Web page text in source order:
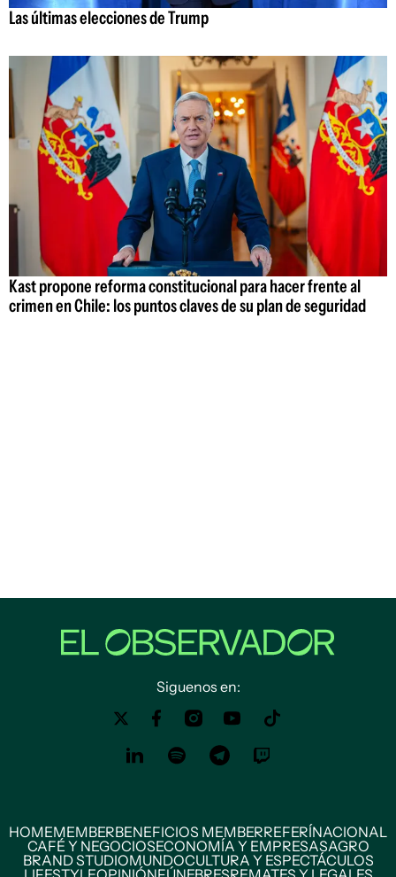
Las últimas elecciones de Trump
Kast propone reforma constitucional para hacer frente al
crimen en Chile: los puntos claves de su plan de seguridad
Siguenos en:
HOMEMEMBERBENEFICIOS MEMBERREFERÍNACIONAL
CAFÉ Y NEGOCIOSECONOMÍA Y EMPRESASAGRO
BRAND STUDIOMUNDOCULTURA Y ESPECTÁCULOS